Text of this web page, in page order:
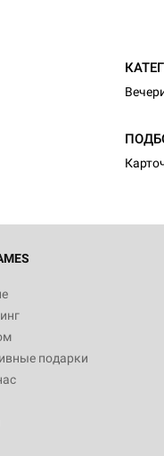
подарки
игра Hobby World
игра Hobby World